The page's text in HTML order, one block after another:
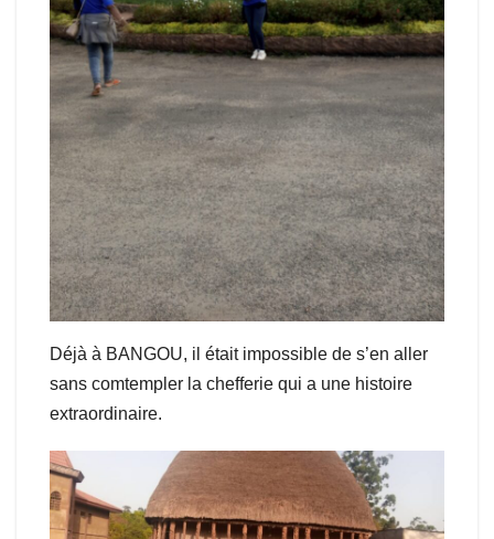
Déjà à BANGOU, il était impossible de s’en aller
sans comtempler la chefferie qui a une histoire
extraordinaire.